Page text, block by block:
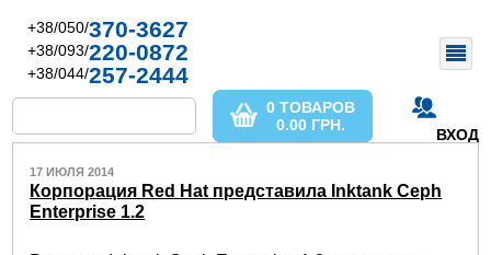
+38/050/370-3627
+38/093/220-0872
+38/044/257-2444
ВХОД
0 ТОВАРОВ
0.00 ГРН.
17 ИЮЛЯ 2014
Корпорация Red Hat представила Inktank Ceph
Enterprise 1.2